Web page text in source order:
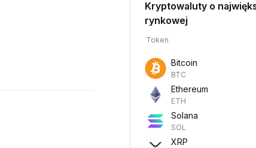
Kryptowaluty o
rynkowej
Token
Bitcoin
BTC
Ethereum
ETH
Solana
SOL
XRP